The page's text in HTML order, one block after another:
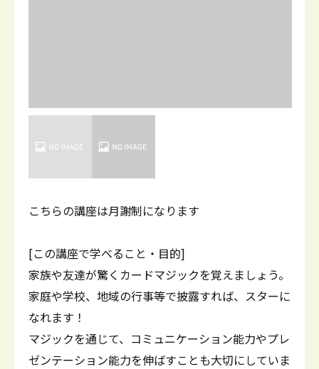
こちらの講座は月謝制になります
[この講座で学べること・目的]
家族や友達が驚くカードマジックを覚えましょう。
家庭や学校、地域の行事等で披露すれば、スターに
なれます！
マジックを通じて、コミュニケーション能力やプレ
ゼンテーション能力を伸ばすことも大切にしていま